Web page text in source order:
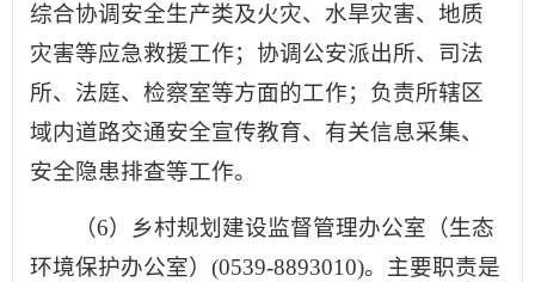
综合协调安全生产类及火灾、水旱灾害、地质
灾害等应急救援工作；协调公安派出所、司法
所、法庭、检察室等方面的工作；负责所辖区
域内道路交通安全宣传教育、有关信息采集、
安全隐患排查等工作。
（6）乡村规划建设监督管理办公室（生态
环境保护办公室）(0539-8893010)。主要职责是